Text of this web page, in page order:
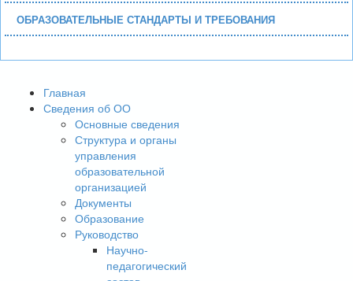
ОБРАЗОВАТЕЛЬНЫЕ СТАНДАРТЫ И ТРЕБОВАНИЯ
Главная
Сведения об ОО
Основные сведения
Структура и органы
управления
образовательной
организацией
Документы
Образование
Руководство
Научно-
педагогический